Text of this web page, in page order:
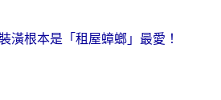
潢根本是「租屋蟑螂」最愛！